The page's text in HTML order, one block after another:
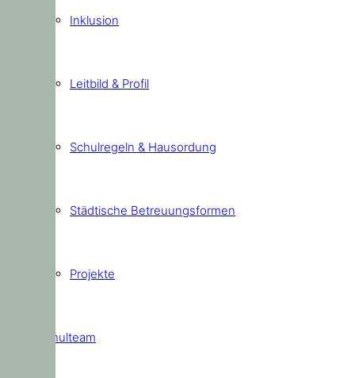
Inklusion
Leitbild & Profil
Schulregeln & Hausordung
Städtische Betreuungsformen
Projekte
Schulteam